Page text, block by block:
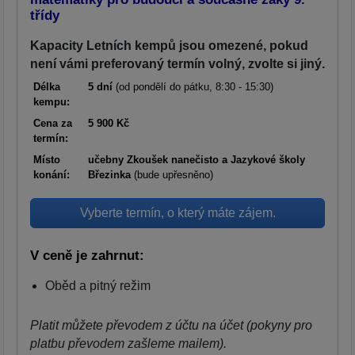
třídy
Kapacity Letních kempů jsou omezené, pokud
není vámi preferovaný termín volný, zvolte si jiný.
Délka
kempu:
5 dní (od pondělí do pátku, 8:30 - 15:30)
Cena za
termín:
5 900 Kč
Místo
konání:
učebny Zkoušek nanečisto a Jazykové školy
Březinka (bude upřesněno)
Vyberte termín, o který máte zájem.
V ceně je zahrnut:
Oběd a pitný režim
Platit můžete převodem z účtu na účet (pokyny pro
platbu převodem zašleme mailem).